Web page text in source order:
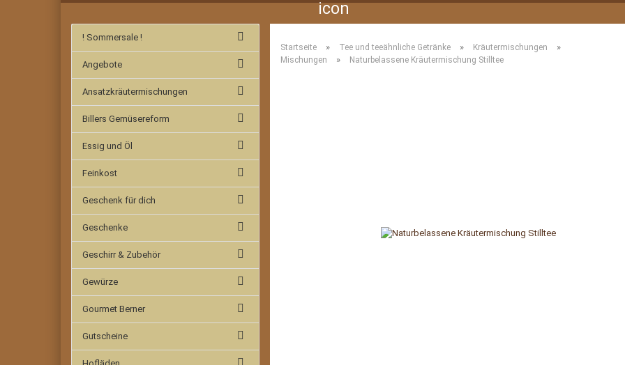
Startseite » Tee und teeähnliche Getränke » Kräutermischungen »
Mischungen » Naturbelassene Kräutermischung Stilltee
! Sommersale !
Angebote
Ansatzkräutermischungen
Billers Gemüsereform
Essig und Öl
Feinkost
Geschenk für dich
Geschenke
Geschirr & Zubehör
Gewürze
Gourmet Berner
Gutscheine